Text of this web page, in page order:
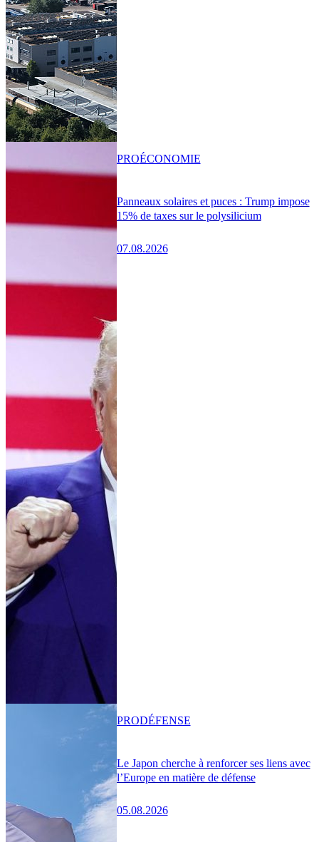
Panneaux solaires et puces : Trump impose
15% de taxes sur le polysilicium
07.08.2026
PROÉCONOMIE
Le Japon cherche à renforcer ses liens avec
l’Europe en matière de défense
05.08.2026
PRODÉFENSE